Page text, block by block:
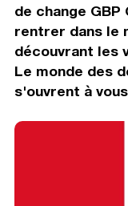
de change GBP
rentrer dans le
découvrant les
Le monde des
s'ouvrent à